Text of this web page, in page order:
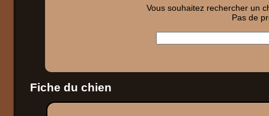
Vous souhaitez rechercher un
Pas de
Fiche du chien